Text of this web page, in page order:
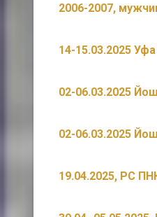
2006-2007,
14-15.03.2025
02-06.03.2025
02-06.03.2025
19.04.2025, РС